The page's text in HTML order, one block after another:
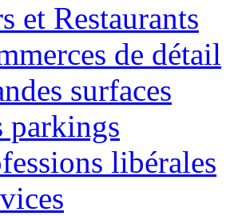
et Restaurants
de détail
surfaces
parkings
libérales